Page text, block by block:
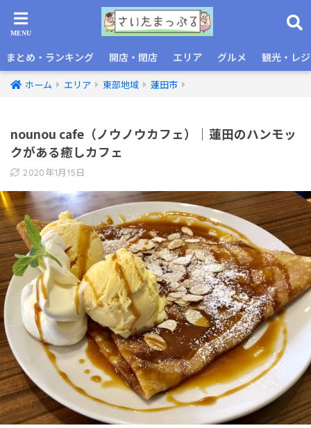
まとめ・ランキング 開店・閉店 エリア グルメ 観光・レ
ホーム エリア 東部地域 蓮田市
nounou cafe（ノウノウカフェ）｜蓮田のハンモッ
クがある癒しカフェ
2020年1月15日